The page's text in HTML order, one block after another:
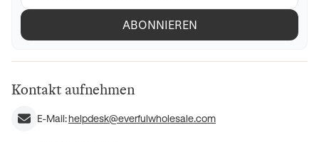
ABONNIEREN
Kontakt aufnehmen
E-Mail:helpdesk@everfulwholesale.com